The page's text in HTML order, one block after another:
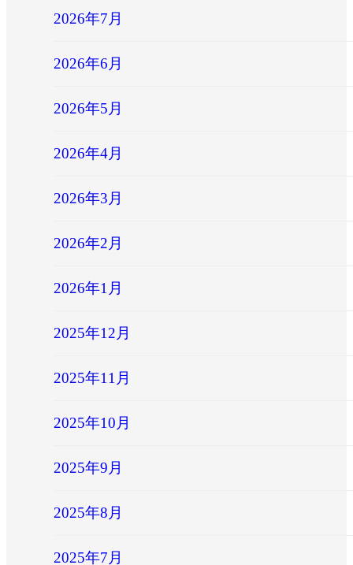
2026年7月
2026年6月
2026年5月
2026年4月
2026年3月
2026年2月
2026年1月
2025年12月
2025年11月
2025年10月
2025年9月
2025年8月
2025年7月